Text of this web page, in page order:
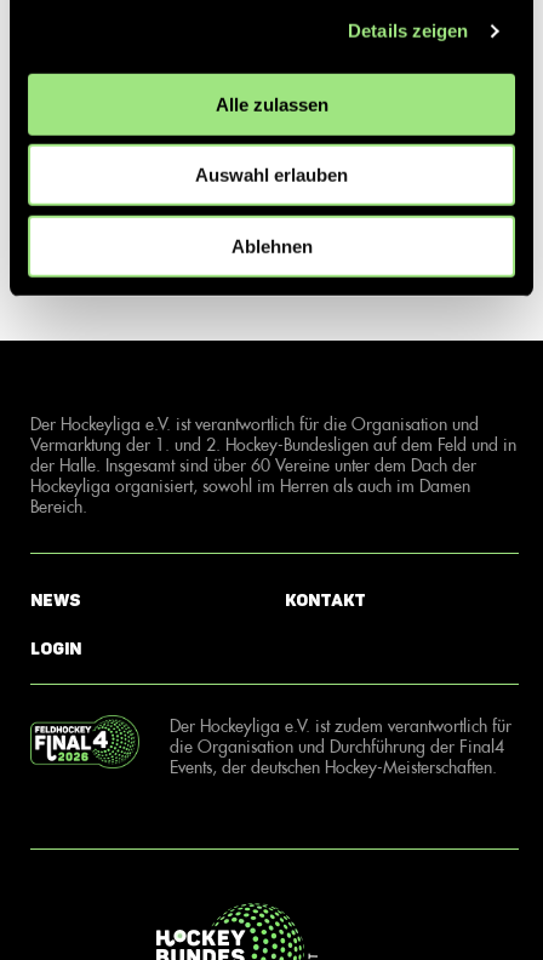
Details zeigen
Alle zulassen
Auswahl erlauben
Ablehnen
Der Hockeyliga e.V. ist verantwortlich für die Organisation und
Vermarktung der 1. und 2. Hockey-Bundesligen auf dem Feld und in
der Halle. Insgesamt sind über 60 Vereine unter dem Dach der
Hockeyliga organisiert, sowohl im Herren als auch im Damen
Bereich.
News
Login
Kontakt
Der Hockeyliga e.V. ist zudem verantwortlich für
die Organisation und Durchführung der Final4
Events, der deutschen Hockey-Meisterschaften.